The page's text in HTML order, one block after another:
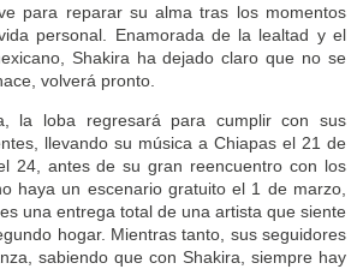
para reparar su alma tras los momentos
personal. Enamorada de la lealtad y el
Shakira ha dejado claro que no se
volverá pronto.
la loba regresará para cumplir con sus
llevando su música a Chiapas el 21 de
24, antes de su gran reencuentro con los
haya un escenario gratuito el 1 de marzo,
una entrega total de una artista que siente
hogar. Mientras tanto, sus seguidores
sabiendo que con Shakira, siempre hay